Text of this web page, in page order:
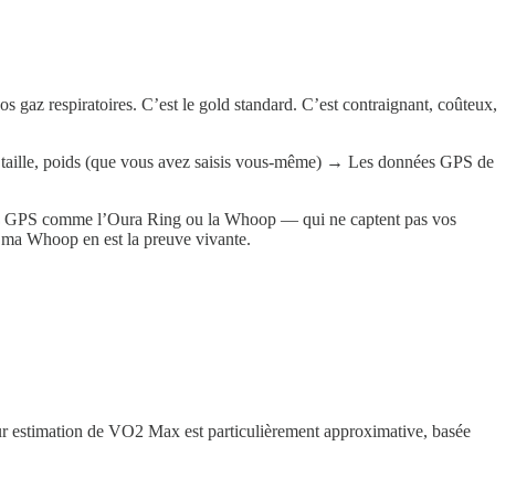
respiratoires. C’est le gold standard. C’est contraignant, coûteux,
poids (que vous avez saisis vous-même) → Les données GPS de
GPS comme l’Oura Ring ou la Whoop — qui ne captent pas vos
Whoop en est la preuve vivante.
estimation de VO2 Max est particulièrement approximative, basée